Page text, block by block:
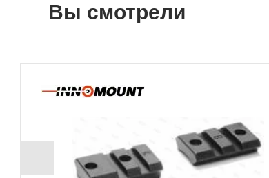
Вы смотрели